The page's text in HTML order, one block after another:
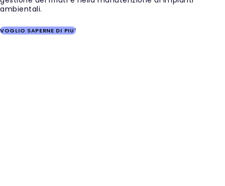
ambientali.
VOGLIO SAPERNE DI PIU'